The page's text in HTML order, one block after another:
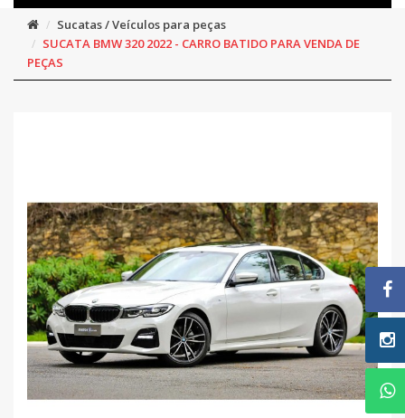
Sucatas / Veículos para peças
SUCATA BMW 320 2022 - CARRO BATIDO PARA VENDA DE
PEÇAS